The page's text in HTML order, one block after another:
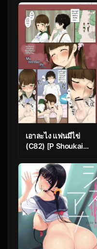
Nabu)] Tsukuyo-san
wa Ore no Mekake |
Tsukuyo-san is Mine
(Mesubuta Kunoichi
~Junjouha~)
(Gintama)
เอาละไง แฟนมีไข่
(C82) [P Shoukai
Nichijou | My
everyday life
(Momo-an 25)